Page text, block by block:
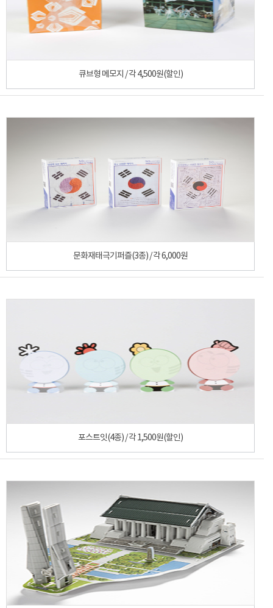
큐브형 메모지 / 각 4,500원(할인)
문화재태극기퍼즐(3종) / 각 6,000원
포스트잇(4종) / 각 1,500원(할인)